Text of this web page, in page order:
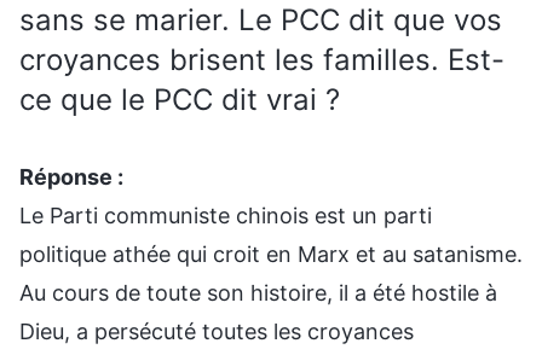
sans se marier. Le PCC dit que vos
croyances brisent les familles. Est-
ce que le PCC dit vrai ?
Réponse :
Le Parti communiste chinois est un parti
politique athée qui croit en Marx et au satanisme.
Au cours de toute son histoire, il a été hostile à
Dieu, a persécuté toutes les croyances